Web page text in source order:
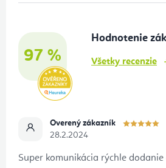
97 %
Hodnotenie
Všetky recenzie
Overený zákazník
28.2.2024
Super komunikácia rýchle